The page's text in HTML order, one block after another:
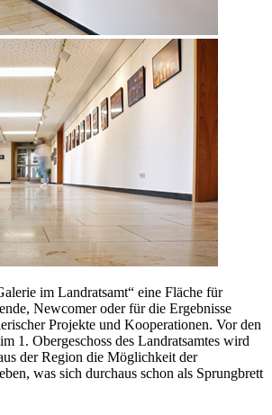
im Landratsamt“ eine Fläche für
Newcomer oder für die Ergebnisse
Projekte und Kooperationen. Vor den
1. Obergeschoss des Landratsamtes wird
der Region die Möglichkeit der
was sich durchaus schon als Sprungbrett